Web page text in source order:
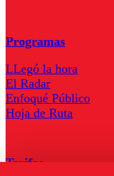
Programas
LLegó la hora
El Radar
Enfoqué Público
Hoja de Ruta
Tarifas